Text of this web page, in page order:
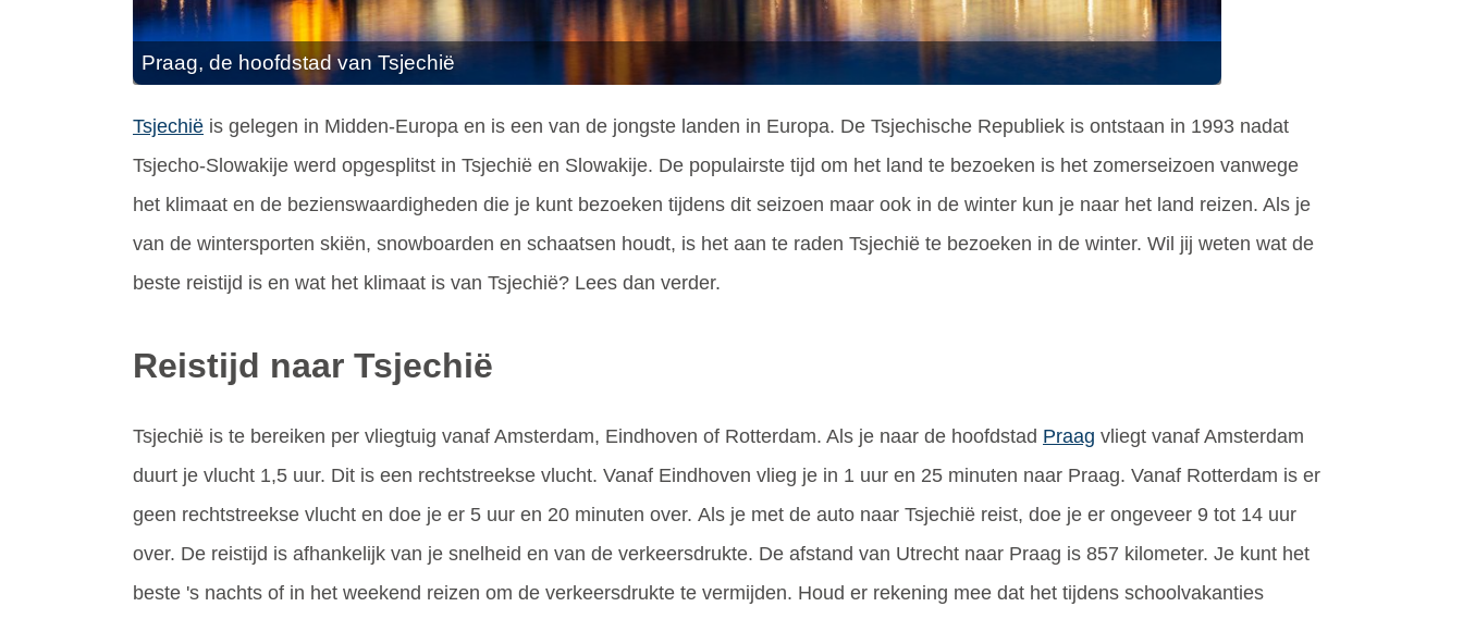
Praag, de hoofdstad van Tsjechië
Tsjechië is gelegen in Midden-Europa en is een van de jongste landen in Europa. De Tsjechische Republiek is ontstaan in 1993 nadat
Tsjecho-Slowakije werd opgesplitst in Tsjechië en Slowakije. De populairste tijd om het land te bezoeken is het zomerseizoen vanwege
het klimaat en de bezienswaardigheden die je kunt bezoeken tijdens dit seizoen maar ook in de winter kun je naar het land reizen. Als je
van de wintersporten skiën, snowboarden en schaatsen houdt, is het aan te raden Tsjechië te bezoeken in de winter. Wil jij weten wat de
beste reistijd is en wat het klimaat is van Tsjechië? Lees dan verder.
Reistijd naar Tsjechië
Tsjechië is te bereiken per vliegtuig vanaf Amsterdam, Eindhoven of Rotterdam. Als je naar de hoofdstad Praag vliegt vanaf Amsterdam
duurt je vlucht 1,5 uur. Dit is een rechtstreekse vlucht. Vanaf Eindhoven vlieg je in 1 uur en 25 minuten naar Praag. Vanaf Rotterdam is er
geen rechtstreekse vlucht en doe je er 5 uur en 20 minuten over. Als je met de auto naar Tsjechië reist, doe je er ongeveer 9 tot 14 uur
over. De reistijd is afhankelijk van je snelheid en van de verkeersdrukte. De afstand van Utrecht naar Praag is 857 kilometer. Je kunt het
beste 's nachts of in het weekend reizen om de verkeersdrukte te vermijden. Houd er rekening mee dat het tijdens schoolvakanties